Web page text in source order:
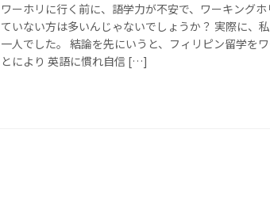
ワーホリに行く前に、語学力が不安で、ワーキング
ていない方は多いんじゃないでしょうか？ 実際に、
一人でした。 結論を先にいうと、フィリピン留学を
とにより 英語に慣れ自信 […]